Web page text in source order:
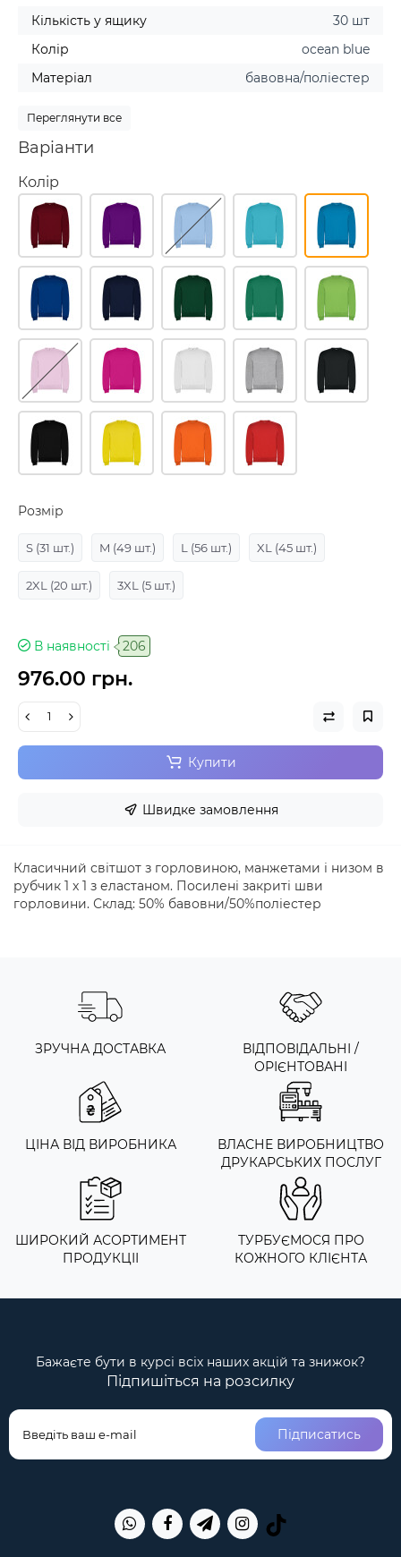
Кількість у ящику
30 шт
Колір
ocean blue
Матеріал
бавовна/поліестер
Переглянути все
Варіанти
Колір
Розмір
S (31 шт.) M (49 шт.) L (56 шт.) XL (45 шт.)
2XL (20 шт.) 3XL (5 шт.)
В наявності 206
976.00 грн.
Купити
Швидке замовлення
Класичний світшот з горловиною, манжетами і низом в
рубчик 1 x 1 з еластаном. Посилені закриті шви
горловини. Склад: 50% бавовни/50%поліестер
ЗРУЧНА ДОСТАВКА
ВІДПОВІДАЛЬНІ /
ОРІЄНТОВАНІ
ЦІНА ВІД ВИРОБНИКА
ВЛАСНЕ ВИРОБНИЦТВО
ДРУКАРСЬКИХ ПОСЛУГ
ШИРОКИЙ АСОРТИМЕНТ
ПРОДУКЦІІ
ТУРБУЄМОСЯ ПРО
КОЖНОГО КЛІЄНТА
Бажаєте бути в курсі всіх наших акцій та знижок?
Підпишіться на розсилку
Підписатись